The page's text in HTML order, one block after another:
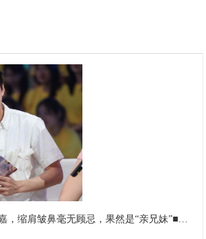
，缩肩皱鼻毫无顾忌，果然是“亲兄妹”■